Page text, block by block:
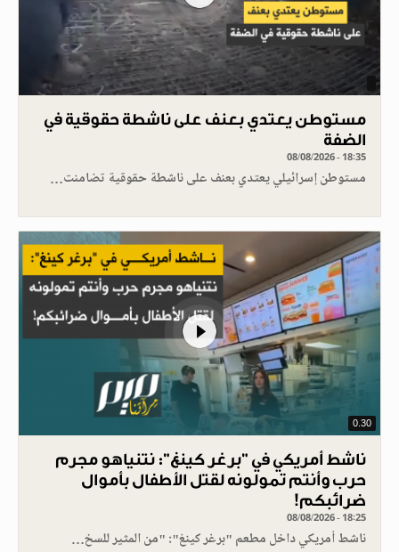
مستوطن يعتدي بعنف على ناشطة حقوقية في
الضفة
08/08/2026 - 18:35
مستوطن إسرائيلي يعتدي بعنف على ناشطة حقوقية تضامنت…
0.30
ناشط أمريكي في "برغر كينغ": نتنياهو مجرم
حرب وأنتم تمولونه لقتل الأطفال بأموال
ضرائبكم!
08/08/2026 - 18:25
ناشط أمريكي داخل مطعم "برغر كينغ": "من المثير للسخ…